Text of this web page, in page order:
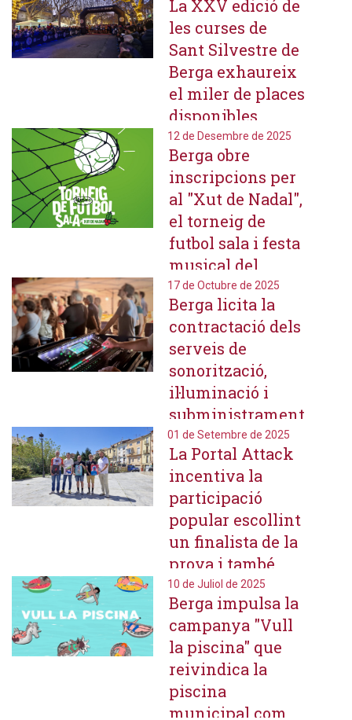
Jove
La XXV edició de
les curses de
Sant Silvestre de
Berga exhaureix
el miler de places
disponibles
12 de Desembre de 2025
Berga obre
inscripcions per
al "Xut de Nadal",
el torneig de
futbol sala i festa
musical del
pressupost
juvenil de 2025
17 de Octubre de 2025
Berga licita la
contractació dels
serveis de
sonorització,
il·luminació i
subministrament
d'aparells
audiovisuals per
a esdeveniments
01 de Setembre de 2025
La Portal Attack
incentiva la
participació
popular escollint
un finalista de la
prova i també
crea una nova
zona
gastronòmica
10 de Juliol de 2025
Berga impulsa la
campanya "Vull
la piscina" que
reivindica la
piscina
municipal com